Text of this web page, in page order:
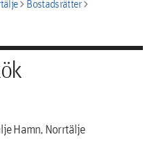
chevron_rightBostadsrätterchevron_right
Hamn, Norrtälje